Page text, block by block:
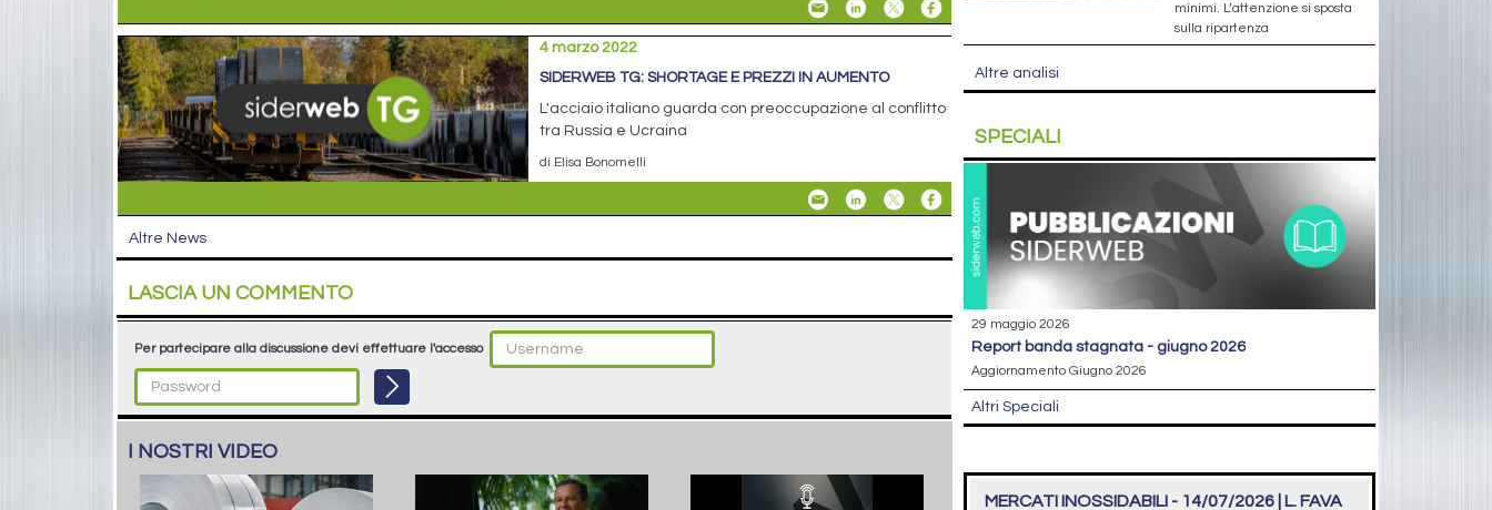
4 marzo 2022
SIDERWEB TG: SHORTAGE E PREZZI IN AUMENTO
L'acciaio italiano guarda con preoccupazione al conflitto
tra Russia e Ucraina
di Elisa Bonomelli
Altre News
LASCIA UN COMMENTO
Per partecipare alla discussione devi effettuare l'accesso
I NOSTRI VIDEO
minimi. L’attenzione si sposta
sulla ripartenza
Altre analisi
SPECIALI
29 maggio 2026
report banda stagnata - giugno 2026
Aggiornamento Giugno 2026
Altri Speciali
MERCATI INOSSIDABILI - 14/07/2026 | L. FAVA